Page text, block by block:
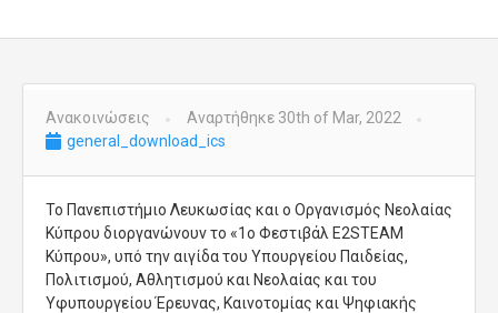
Ανακοινώσεις
Αναρτήθηκε 30th of Mar, 2022
general_download_ics
To Πανεπιστήμιο Λευκωσίας και o Οργανισμός Νεολαίας
Κύπρου διοργανώνουν το «1ο Φεστιβάλ Ε2STEAM
Κύπρου», υπό την αιγίδα του Υπουργείου Παιδείας,
Πολιτισμού, Αθλητισμού και Νεολαίας και του
Υφυπουργείου Έρευνας, Καινοτομίας και Ψηφιακής